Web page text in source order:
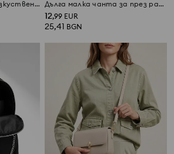
Чанта тип hobo от изкуствен велур Дълга малка чанта за през рамо от еко велур с ключодържател
12,99 EUR
25,41 BGN